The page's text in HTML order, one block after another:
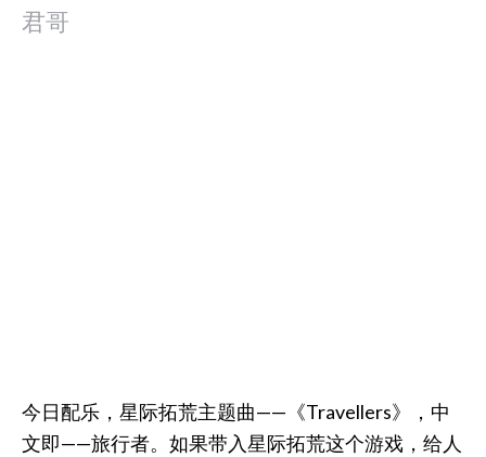
君哥
今日配乐，星际拓荒主题曲——《Travellers》，中
文即——旅行者。如果带入星际拓荒这个游戏，给人